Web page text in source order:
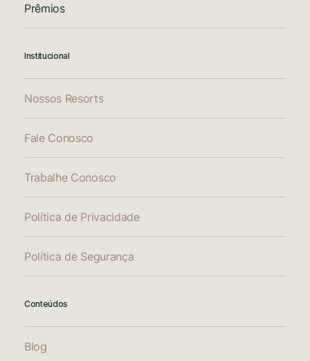
Prêmios
Institucional
Nossos Resorts
Fale Conosco
Trabalhe Conosco
Política de Privacidade
Política de Segurança
Conteúdos
Blog